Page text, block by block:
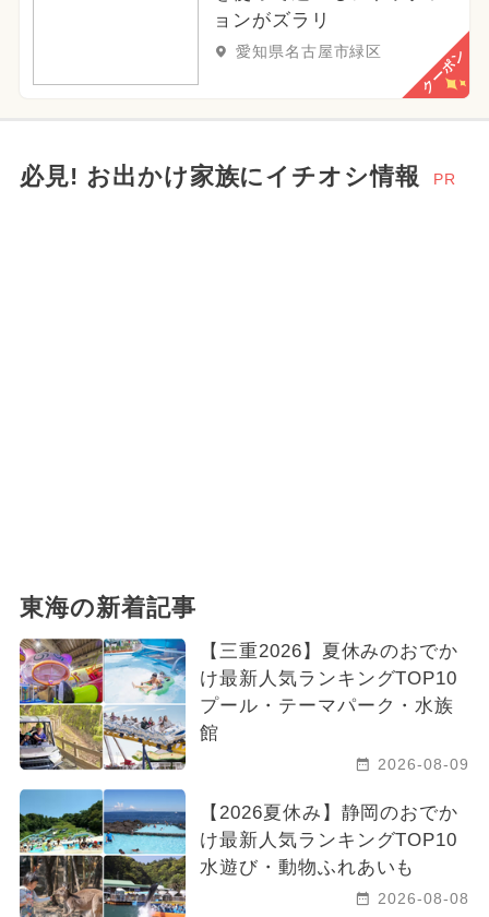
ョンがズラリ
愛知県名古屋市緑区 クーポン
必見! お出かけ家族にイチオシ情報 PR
東海の新着記事
【三重2026】夏休みのおでか
け最新人気ランキングTOP10
プール・テーマパーク・水族
館
2026-08-09
【2026夏休み】静岡のおでか
け最新人気ランキングTOP10
水遊び・動物ふれあいも
2026-08-08